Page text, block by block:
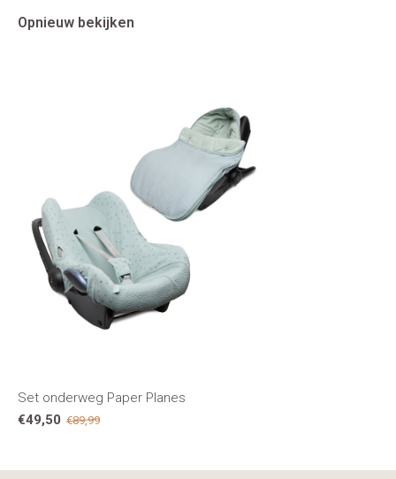
Opnieuw bekijken
Set onderweg Paper Planes
€49,50 €89,99